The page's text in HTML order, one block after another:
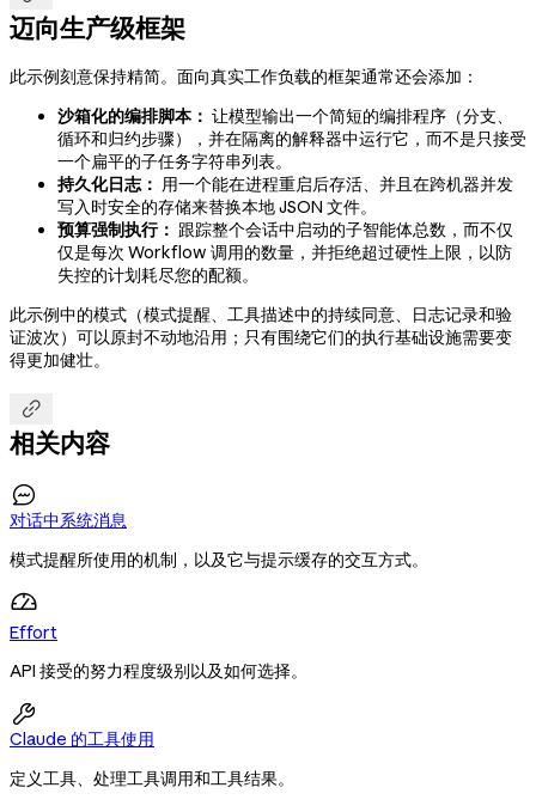
迈向生产级框架
此示例刻意保持精简。面向真实工作负载的框架通常还会添加：
沙箱化的编排脚本： 让模型输出一个简短的编排程序（分支、
循环和归约步骤），并在隔离的解释器中运行它，而不是只接受
一个扁平的子任务字符串列表。
持久化日志： 用一个能在进程重启后存活、并且在跨机器并发
写入时安全的存储来替换本地 JSON 文件。
预算强制执行： 跟踪整个会话中启动的子智能体总数，而不仅
仅是每次 Workflow 调用的数量，并拒绝超过硬性上限，以防
失控的计划耗尽您的配额。
此示例中的模式（模式提醒、工具描述中的持续同意、日志记录和验
证波次）可以原封不动地沿用；只有围绕它们的执行基础设施需要变
得更加健壮。

相关内容

对话中系统消息
模式提醒所使用的机制，以及它与提示缓存的交互方式。
Effort
API 接受的努力程度级别以及如何选择。

Claude 的工具使用
定义工具、处理工具调用和工具结果。